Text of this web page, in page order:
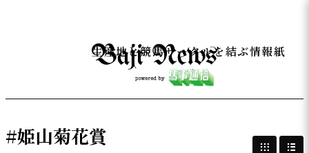
生産地と競馬サークルを結ぶ情報紙
#姫山菊花賞